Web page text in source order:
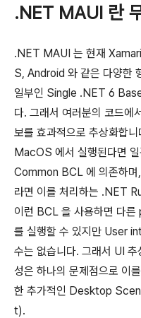
.NET MAUI 란
.NET MAUI 는 현재
S, Android 와 같은 다양한
일부인 Single .NET 6
다. 그래서 여러분의 코드
보를 효과적으로 추상화합
MacOS 에서 실행된다면
Common BCL 에 의존하며
라면 이를 처리하는 .NET
이런 BCL 을 사용하면 다
를 실행할 수 있지만 User
수는 없습니다. 그래서 UI
성은 하나의 문제점으로 이
한 추가적인 Desktop
t).